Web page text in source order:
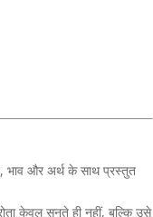
भाव और अर्थ के साथ प्रस्तुत
केवल सुनते ही नहीं, बल्कि उसे